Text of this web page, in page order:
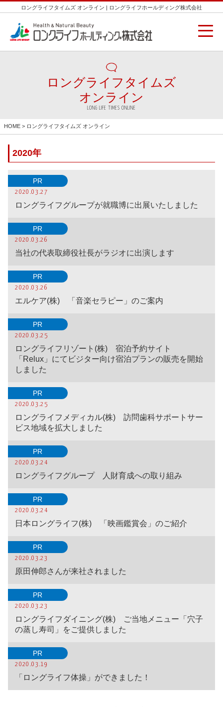
ロングライフタイムズ オンライン | ロングライフホールディング株式会社
ロングライフタイムズ
オンライン
LONG LIFE TIMES ONLINE
HOME > ロングライフタイムズ オンライン
2020年
PR
2020.03.27
ロングライフグループが就職博に出展いたしました
PR
2020.03.26
当社の代表取締役社長がラジオに出演します
PR
2020.03.26
エルケア(株) 「音楽セラピー」のご案内
PR
2020.03.25
ロングライフリゾート(株) 宿泊予約サイト
「Relux」にてビジター向け宿泊プランの販売を開始
しました
PR
2020.03.25
ロングライフメディカル(株) 訪問歯科サポートサー
ビス地域を拡大しました
PR
2020.03.24
ロングライフグループ 人財育成への取り組み
PR
2020.03.24
日本ロングライフ(株) 「映画鑑賞会」のご紹介
PR
2020.03.23
原田伸郎さんが来社されました
PR
2020.03.23
ロングライフダイニング(株) ご当地メニュー「穴子
の蒸し寿司」をご提供しました
PR
2020.03.19
「ロングライフ体操」ができました！